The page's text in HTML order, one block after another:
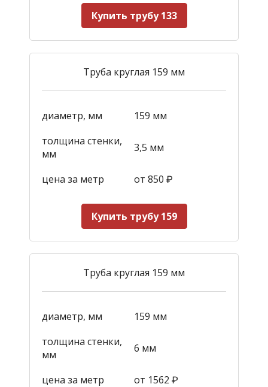
Купить трубу 133
Труба круглая 159 мм
диаметр, мм
159 мм
толщина стенки,
мм
3,5 мм
цена за метр от 850 ₽
Купить трубу 159
Труба круглая 159 мм
диаметр, мм
159 мм
толщина стенки,
мм
6 мм
цена за метр от 1562 ₽